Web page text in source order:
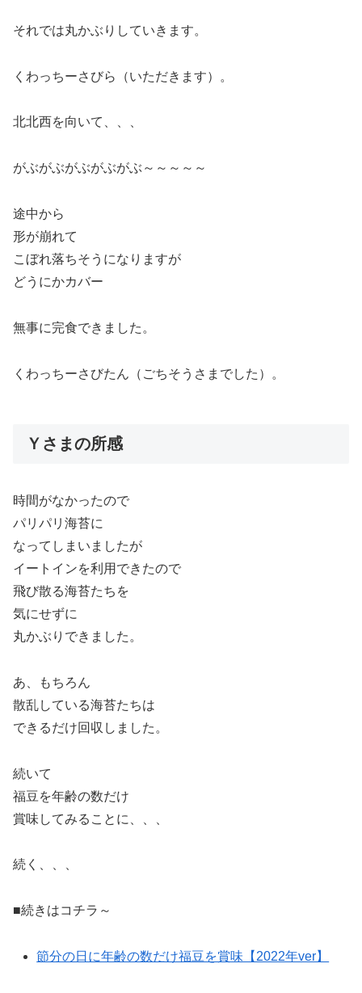
それでは丸かぶりしていきます。
くわっちーさびら（いただきます）。
北北西を向いて、、、
がぶがぶがぶがぶがぶ～～～～～
途中から
形が崩れて
こぼれ落ちそうになりますが
どうにかカバー
無事に完食できました。
くわっちーさびたん（ごちそうさまでした）。
Ｙさまの所感
時間がなかったので
パリパリ海苔に
なってしまいましたが
イートインを利用できたので
飛び散る海苔たちを
気にせずに
丸かぶりできました。
あ、もちろん
散乱している海苔たちは
できるだけ回収しました。
続いて
福豆を年齢の数だけ
賞味してみることに、、、
続く、、、
■続きはコチラ～
節分の日に年齢の数だけ福豆を賞味【2022年ver】